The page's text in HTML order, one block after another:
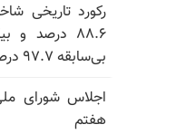
رکورد تاریخی
بی‌سابقه ۹۷.۷ درصد رسید
اجلاس شورای
هفتم